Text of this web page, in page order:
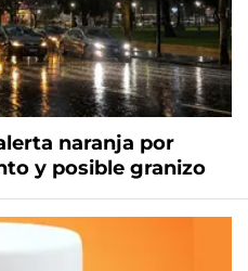
naranja por
y posible granizo